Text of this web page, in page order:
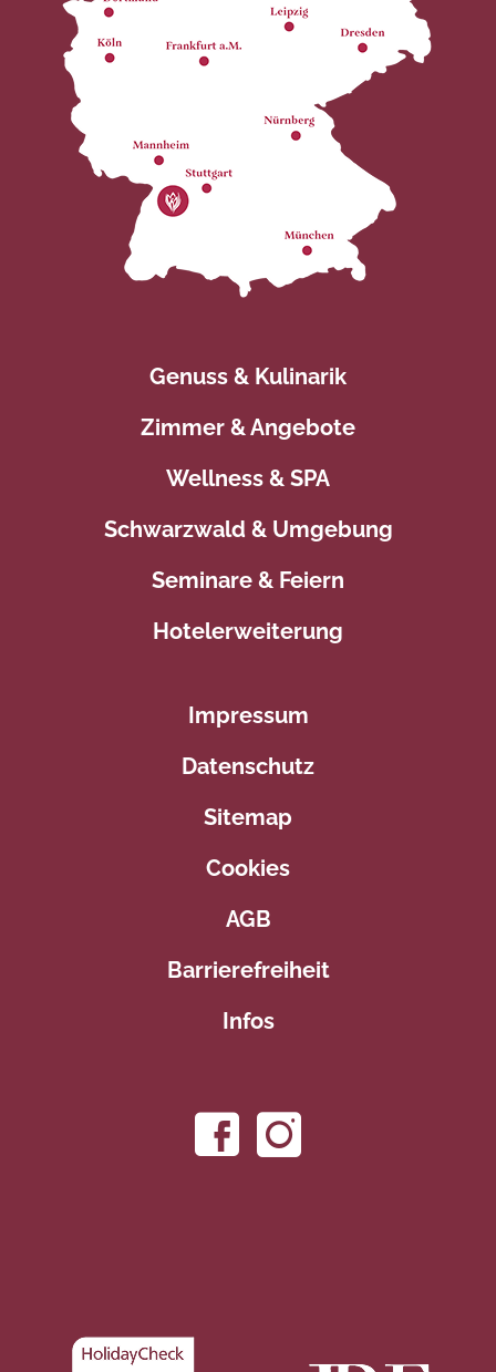
Genuss & Kulinarik
Zimmer & Angebote
Wellness & SPA
Schwarzwald & Umgebung
Seminare & Feiern
Hotelerweiterung
Impressum
Datenschutz
Sitemap
Cookies
AGB
Barrierefreiheit
Infos